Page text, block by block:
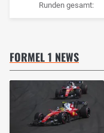
Runden gesamt:
FORMEL 1 NEWS